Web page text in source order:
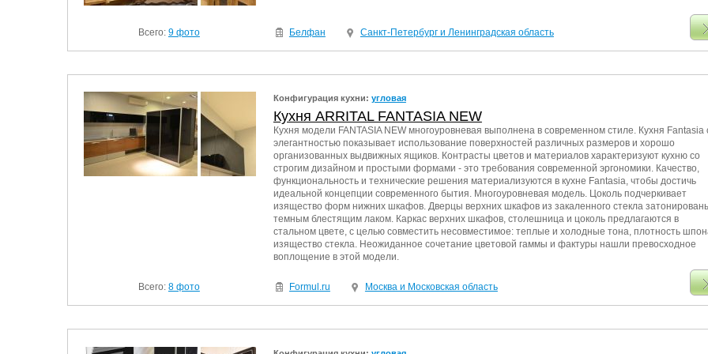
Всего: 9 фото Белфан Санкт-Петербург и Ленинградская область
Конфигурация кухни: угловая
Кухня ARRITAL FANTASIA NEW
Кухня модели FANTASIA NEW многоуровневая выполнена в современном стиле. Кухня Fantasia
элегантностью показывает использование поверхностей различных размеров и хорошо
организованных выдвижных ящиков. Контрасты цветов и материалов характеризуют кухню со
строгим дизайном и простыми формами - это требования современной эргономики. Качество,
функциональность и технические решения материализуются в кухне Fantasia, чтобы достичь
идеальной концепции современного бытия. Многоуровневая модель. Цоколь подчеркивает
изящество форм нижних шкафов. Дверцы верхних шкафов из закаленного стекла
темным блестящим лаком. Каркас верхних шкафов, столешница и цоколь предлагаются в
стальном цвете, с целью совместить несовместимое: теплые и холодные тона, плотность
изящество стекла. Неожиданное сочетание цветовой гаммы и фактуры нашли превосходное
воплощение в этой модели.
Всего: 8 фото Formul.ru Москва и Московская область